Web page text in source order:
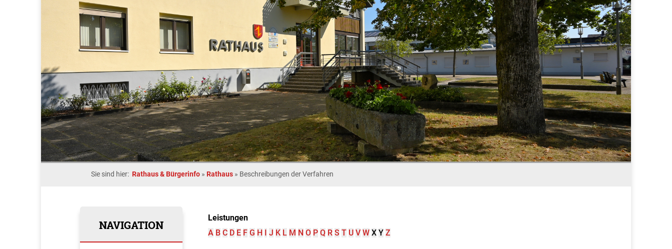
Sie sind hier: Rathaus & Bürgerinfo » Rathaus » Beschreibungen der Verfahren
NAVIGATION
Leistungen
A B C D E F G H I J K L M N O P Q R S T U V W X Y Z